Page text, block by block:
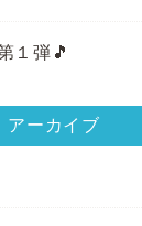
１弾🎵
アーカイブ